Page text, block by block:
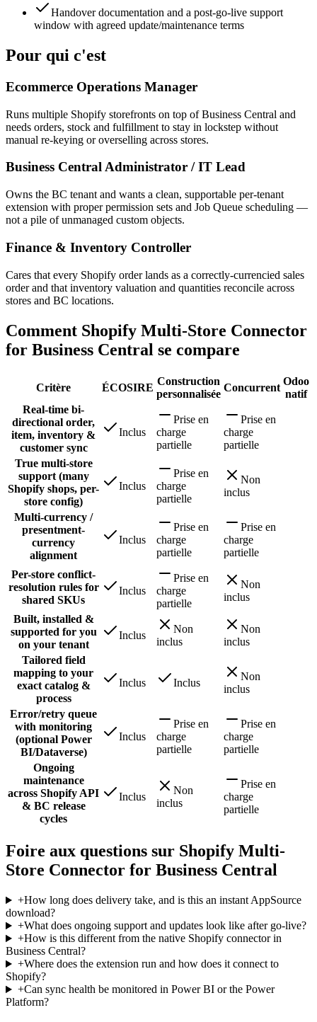
Handover documentation and a post-go-live support
window with agreed update/maintenance terms
Pour qui c'est
Ecommerce Operations Manager
Runs multiple Shopify storefronts on top of Business Central and
needs orders, stock and fulfillment to stay in lockstep without
manual re-keying or overselling across stores.
Business Central Administrator / IT Lead
Owns the BC tenant and wants a clean, supportable per-tenant
extension with proper permission sets and Job Queue scheduling —
not a pile of unmanaged custom objects.
Finance & Inventory Controller
Cares that every Shopify order lands as a correctly-currencied sales
order and that inventory valuation and quantities reconcile across
stores and BC locations.
Comment Shopify Multi-Store Connector
for Business Central se compare
Critère ÉCOSIRE
Construction
personnalisée
Concurrent
Odoo
natif
Real-time bi-
directional order,
item, inventory &
customer sync
Inclus
Prise en
charge
partielle
Prise en
charge
partielle
True multi-store
support (many
Shopify shops, per-
store config)
Inclus
Prise en
charge
partielle
Non
inclus
Multi-currency /
presentment-
currency
alignment
Inclus
Prise en
charge
partielle
Prise en
charge
partielle
Per-store conflict-
resolution rules for
shared SKUs
Inclus
Prise en
charge
partielle
Non
inclus
Built, installed &
supported for you
on your tenant
Inclus
Non
inclus
Non
inclus
Tailored field
mapping to your
exact catalog &
process
Inclus Inclus
Non
inclus
Error/retry queue
with monitoring
(optional Power
BI/Dataverse)
Inclus
Prise en
charge
partielle
Prise en
charge
partielle
Ongoing
maintenance
across Shopify API
& BC release
cycles
Inclus
Non
inclus
Prise en
charge
partielle
Foire aux questions sur Shopify Multi-
Store Connector for Business Central
+How long does delivery take, and is this an instant AppSource
download?
+What does ongoing support and updates look like after go-live?
+How is this different from the native Shopify connector in
Business Central?
+Where does the extension run and how does it connect to
Shopify?
+Can sync health be monitored in Power BI or the Power
Platform?